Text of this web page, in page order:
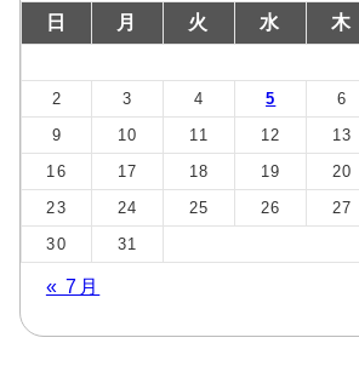
日 月 火 水 木
2
3 4 5 6
9
10 11 12 13
16
17 18 19 20
23
24 25 26 27
30
31
« 7月